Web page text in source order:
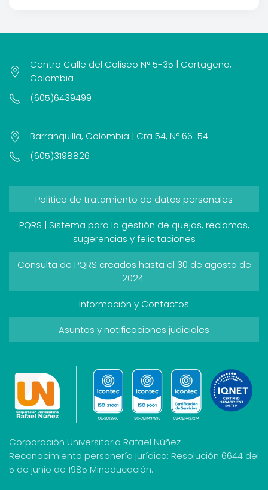
Centro Calle del Coliseo N° 5-35 | Cartagena,
Colombia
(605)6439499
Barranquilla, Colombia | Cra 54, N° 66-54
(605)3198826
Política de tratamiento de datos personales
PQRS | Sistema para la gestión de quejas, reclamos,
sugerencias y felicitaciones
Consulta de PQRS creados hasta el 30 de agosto de
2024
Información y Contactos
Asuntos y notificaciones judiciales
Corporación Universitaria Rafael Núñez
Reconocimiento personería jurídica: Resolución 6644 del
5 de junio de 1985 Mineducación.